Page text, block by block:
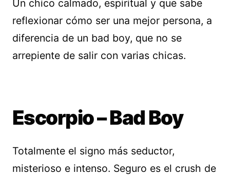
Un chico calmado, espiritual y que sabe
reflexionar cómo ser una mejor persona, a
diferencia de un bad boy, que no se
arrepiente de salir con varias chicas.
Escorpio – Bad Boy
Totalmente el signo más seductor,
misterioso e intenso. Seguro es el crush de